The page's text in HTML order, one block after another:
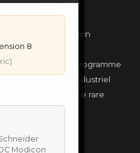
8
PCS — Récupération
GAME & PCS — Programme
Automatisme Industriel
& Sourcing piéce rare
& Sud-Ouest
industriel